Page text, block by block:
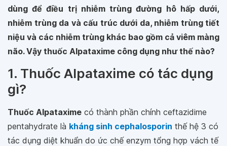
dùng để điều trị nhiễm trùng đường hô hấp dưới,
nhiễm trùng da và cấu trúc dưới da, nhiễm trùng tiết
niệu và các nhiễm trùng khác bao gồm cả viêm màng
não. Vậy thuốc Alpataxime công dụng như thế nào?
1. Thuốc Alpataxime có tác dụng
gì?
Thuốc Alpataxime có thành phần chính ceftazidime
pentahydrate là kháng sinh cephalosporin thế hệ 3 có
tác dụng diệt khuẩn do ức chế enzym tổng hợp vách tế